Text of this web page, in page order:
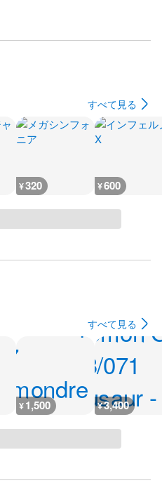
すべて見る
¥320 ¥600
すべて見る
¥1,500 ¥3,400